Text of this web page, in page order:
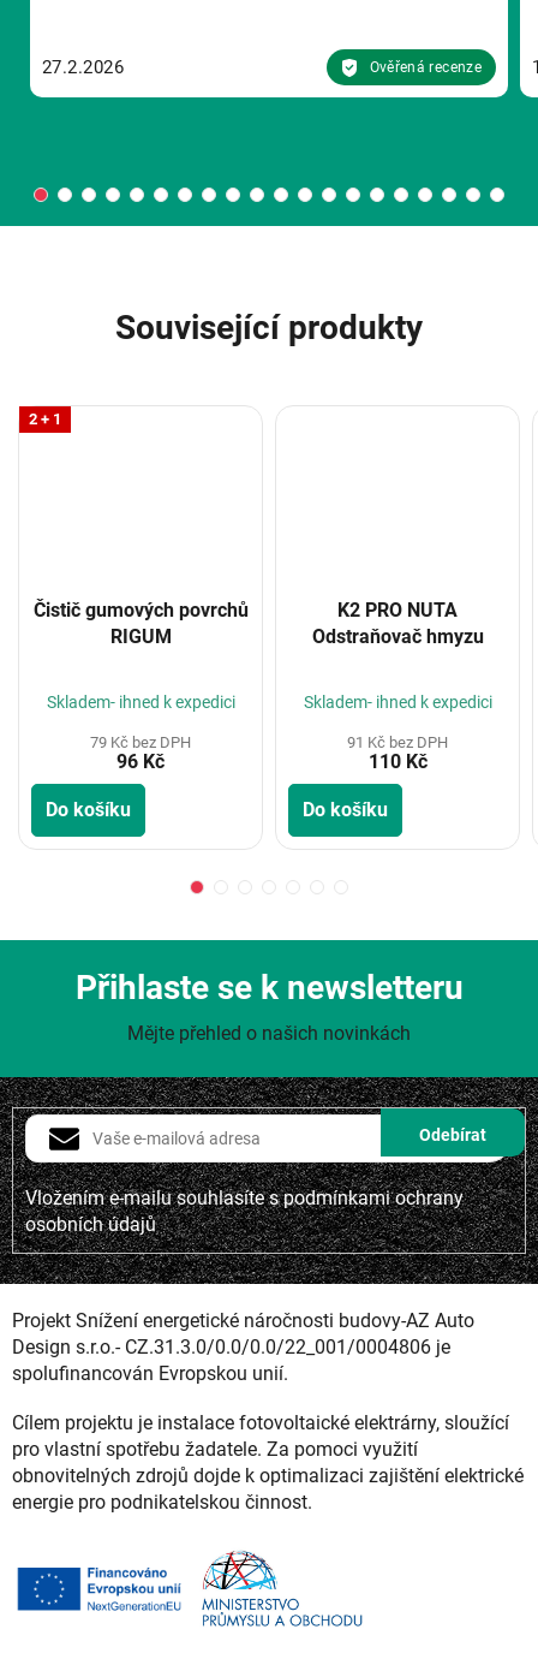
Související produkty
2 + 1
Čistič gumových povrchů
RIGUM
Skladem- ihned k expedici
79 Kč bez DPH
96 Kč
Do košíku
K2 PRO NUTA
Odstraňovač hmyzu
Skladem- ihned k expedici
91 Kč bez DPH
110 Kč
Do košíku
27.2.2026 Ověřená recenze
Vložením e-mailu souhlasíte spodmínkami ochrany
osobních údajů
Přihlaste se k newsletteru
Mějte přehled o našich novinkách
Projekt Snížení energetické náročnosti budovy-AZ Auto
Design s.r.o.- CZ.31.3.0/0.0/0.0/22_001/0004806 je
spolufinancován Evropskou unií.
Cílem projektu je instalace fotovoltaické elektrárny, sloužící
pro vlastní spotřebu žadatele. Za pomoci využití
obnovitelných zdrojů dojde k optimalizaci zajištění elektrické
energie pro podnikatelskou činnost.